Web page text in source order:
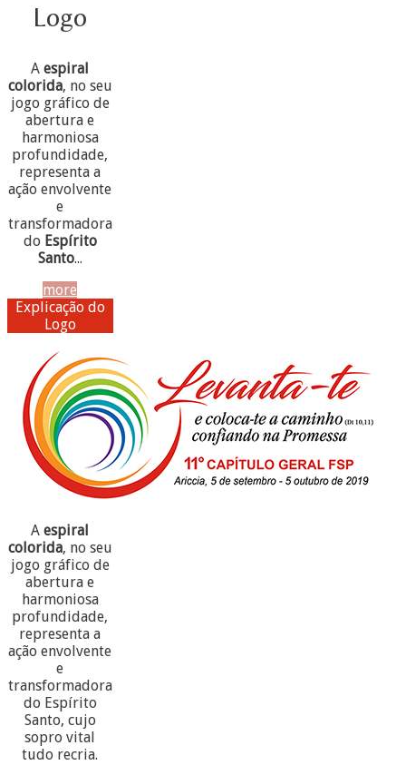
Logo
Aespiral
colorida, no seu
jogo gráfico de
abertura e
harmoniosa
profundidade,
representa a
ação envolvente
e
transformadora
do Espírito
Santo...
more
Explicação do
Logo
Aespiral
colorida, no seu
jogo gráfico de
abertura e
harmoniosa
profundidade,
representa a
ação envolvente
e
transformadora
do Espírito
Santo, cujo
sopro vital
tudo recria.